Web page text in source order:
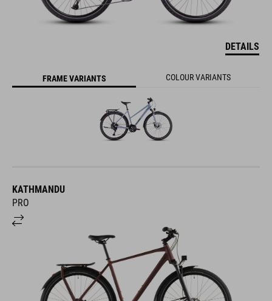
DETAILS
FRAME VARIANTS COLOUR VARIANTS
KATHMANDU
PRO